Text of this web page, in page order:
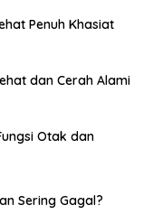
Penuh Khasiat
dan Cerah Alami
Otak dan
Sering Gagal?